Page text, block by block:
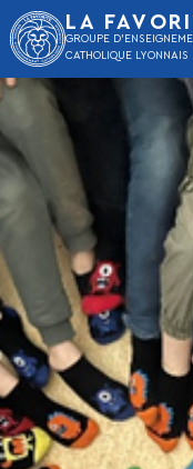
LA
GROUPE
CATHOLIQUE LYONNAIS